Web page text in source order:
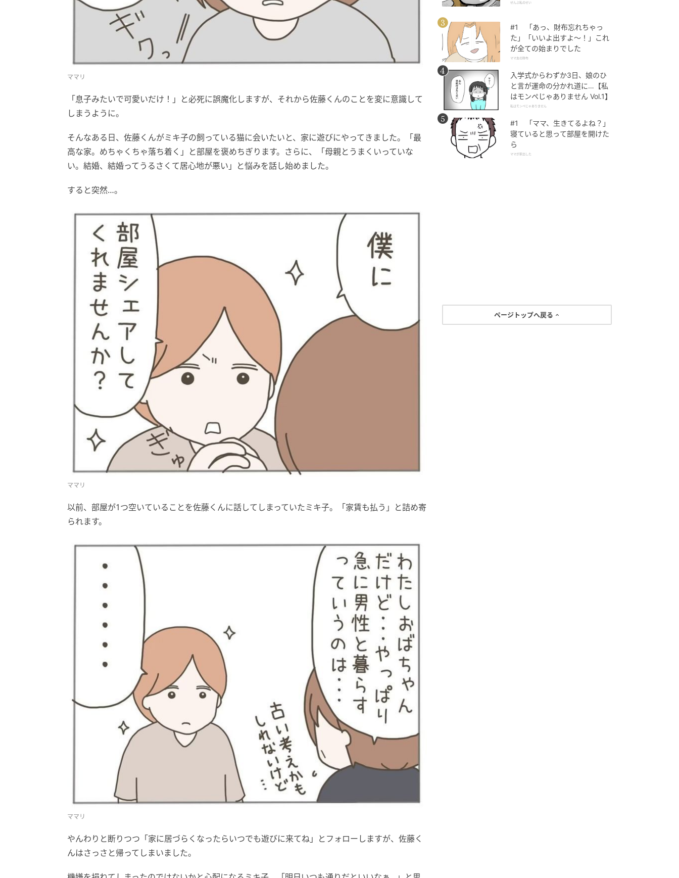
ママリ
「息子みたいで可愛いだけ！」と必死に誤魔化しますが、それから佐藤くんのことを変に意識して
しまうように。
そんなある日、佐藤くんがミキ子の飼っている猫に会いたいと、家に遊びにやってきました。「最
高な家。めちゃくちゃ落ち着く」と部屋を褒めちぎります。さらに、「母親とうまくいっていな
い。結婚、結婚ってうるさくて居心地が悪い」と悩みを話し始めました。
すると突然…。
ママリ
以前、部屋が1つ空いていることを佐藤くんに話してしまっていたミキ子。「家賃も払う」と詰め寄
られます。
ママリ
やんわりと断りつつ「家に居づらくなったらいつでも遊びに来てね」とフォローしますが、佐藤く
んはさっさと帰ってしまいました。
ぜんぶ私のせい
#1 「あっ、財布忘れちゃっ
た」「いいよ出すよ〜！」これ
が全ての始まりでした
ママ友の財布
入学式からわずか3日、娘のひ
と言が運命の分かれ道に…【私
はモンペじゃありません Vol.1】
私はモンペじゃありません
#1 「ママ、生きてるよね？」
寝ていると思って部屋を開けた
ら
ママが家出した
ページトップへ戻る